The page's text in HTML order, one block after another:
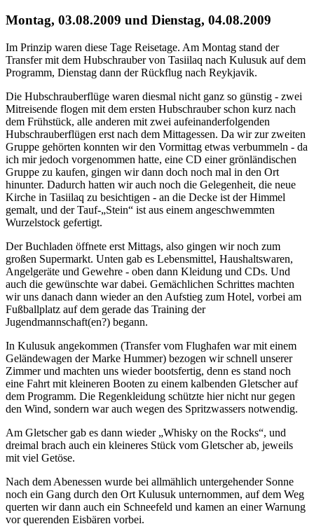
Montag, 03.08.2009 und Dienstag, 04.08.2009
Im Prinzip waren diese Tage Reisetage. Am Montag stand der
Transfer mit dem Hubschrauber von Tasiilaq nach Kulusuk auf dem
Programm, Dienstag dann der Rückflug nach Reykjavik.
Die Hubschrauberflüge waren diesmal nicht ganz so günstig - zwei
Mitreisende flogen mit dem ersten Hubschrauber schon kurz nach
dem Frühstück, alle anderen mit zwei aufeinanderfolgenden
Hubschrauberflügen erst nach dem Mittagessen. Da wir zur zweiten
Gruppe gehörten konnten wir den Vormittag etwas verbummeln - da
ich mir jedoch vorgenommen hatte, eine CD einer grönländischen
Gruppe zu kaufen, gingen wir dann doch noch mal in den Ort
hinunter. Dadurch hatten wir auch noch die Gelegenheit, die neue
Kirche in Tasiilaq zu besichtigen - an die Decke ist der Himmel
gemalt, und der Tauf-„Stein“ ist aus einem angeschwemmten
Wurzelstock gefertigt.
Der Buchladen öffnete erst Mittags, also gingen wir noch zum
großen Supermarkt. Unten gab es Lebensmittel, Haushaltswaren,
Angelgeräte und Gewehre - oben dann Kleidung und CDs. Und
auch die gewünschte war dabei. Gemächlichen Schrittes machten
wir uns danach dann wieder an den Aufstieg zum Hotel, vorbei am
Fußballplatz auf dem gerade das Training der
Jugendmannschaft(en?) begann.
In Kulusuk angekommen (Transfer vom Flughafen war mit einem
Geländewagen der Marke Hummer) bezogen wir schnell unserer
Zimmer und machten uns wieder bootsfertig, denn es stand noch
eine Fahrt mit kleineren Booten zu einem kalbenden Gletscher auf
dem Programm. Die Regenkleidung schützte hier nicht nur gegen
den Wind, sondern war auch wegen des Spritzwassers notwendig.
Am Gletscher gab es dann wieder „Whisky on the Rocks“, und
dreimal brach auch ein kleineres Stück vom Gletscher ab, jeweils
mit viel Getöse.
Nach dem Abenessen wurde bei allmählich untergehender Sonne
noch ein Gang durch den Ort Kulusuk unternommen, auf dem Weg
querten wir dann auch ein Schneefeld und kamen an einer Warnung
vor querenden Eisbären vorbei.